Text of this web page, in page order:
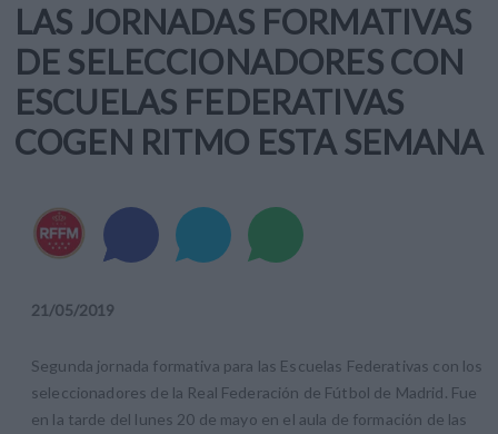
LAS JORNADAS FORMATIVAS
DE SELECCIONADORES CON
ESCUELAS FEDERATIVAS
COGEN RITMO ESTA SEMANA
21/05/2019
Segunda jornada formativa para las Escuelas Federativas con los
seleccionadores de la Real Federación de Fútbol de Madrid. Fue
en la tarde del lunes 20 de mayo en el aula de formación de las